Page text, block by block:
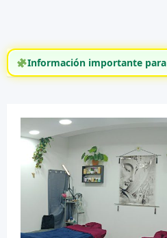
Información importante